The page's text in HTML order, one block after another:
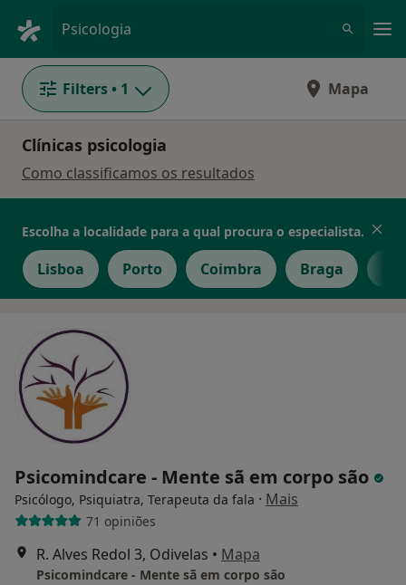
Psicologia
Filters • 1 Mapa
Clínicas psicologia
Como classificamos os resultados
Escolha a localidade para a qual procura o especialista.
Lisboa Porto Coimbra Braga
Psicomindcare - Mente sã em corpo são
Psicólogo, Psiquiatra, Terapeuta da fala · Mais
71 opiniões
R. Alves Redol 3, Odivelas • Mapa
Psicomindcare - Mente sã em corpo são